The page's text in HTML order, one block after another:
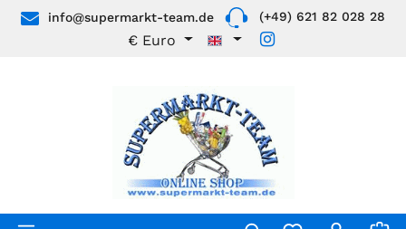
Skip to main content
info@supermarkt-team.de (+49) 621 82 028 28
€ Euro